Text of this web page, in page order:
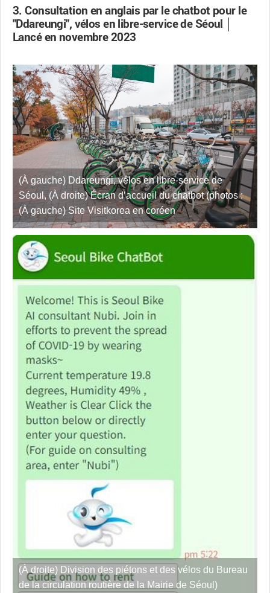
3. Consultation en anglais par le chatbot pour le
"Ddareungi", vélos en libre-service de Séoul │
Lancé en novembre 2023
(À gauche) Ddareungi, vélos en libre-service de
Séoul, (À droite) Écran d’accueil du chatbot (photos :
(À gauche) Site Visitkorea en coréen
(À droite) Division des piétons et des vélos du Bureau
de la circulation routière de la Mairie de Séoul)